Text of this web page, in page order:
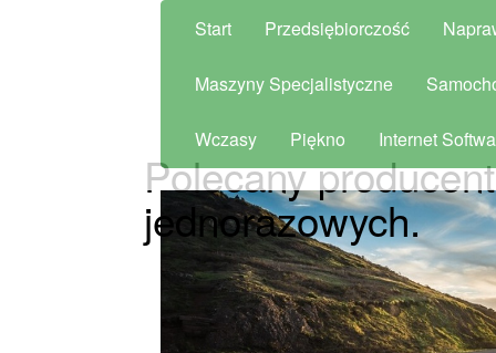
Start Przedsiębiorczość
Maszyny Specjalistyczne
Wczasy Piękno Internet
Polecany
jednorazowych.